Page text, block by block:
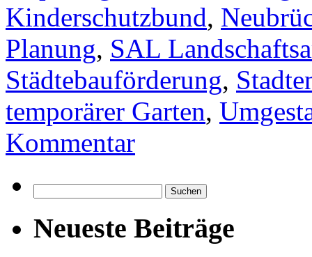
Kinderschutzbund,
Planung, SAL
Städtebauförderung,
temporärer Garten,
Kommentar
nach:
Neueste Beiträge